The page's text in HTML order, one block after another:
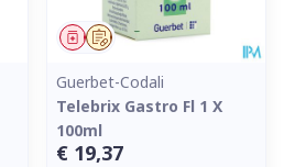
Op voorschrift
Geneesmiddel
Guerbet-Codali
Telebrix Gastro Fl 1 X
100ml
€ 19,37